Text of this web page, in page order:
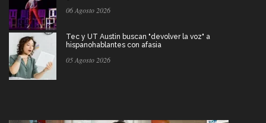
06 Agosto 2026
Tec y UT Austin buscan "devolver la voz" a
hispanohablantes con afasia
05 Agosto 2026